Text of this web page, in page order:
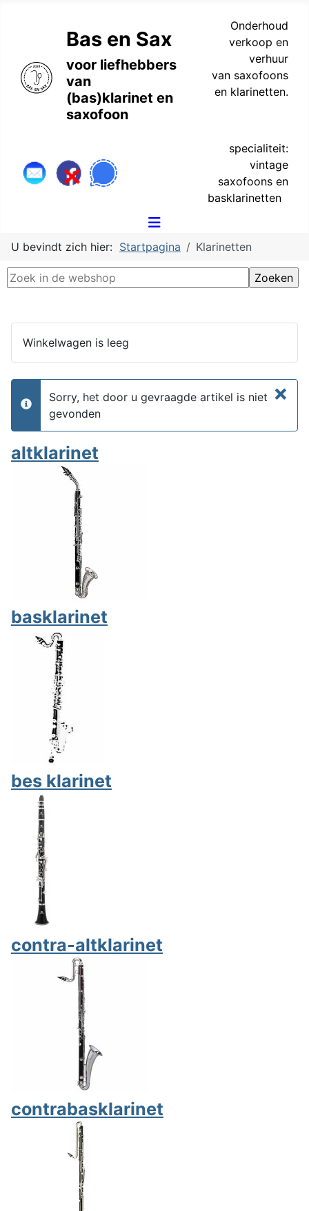
Bas en Sax
voor liefhebbers
van
(bas)klarinet en
saxofoon
Onderhoud
verkoop en
verhuur
van saxofoons
en klarinetten.
specialiteit:
vintage
saxofoons en
basklarinetten
U bevindt zich hier: Startpagina Klarinetten
Winkelwagen is leeg
×
info
Sorry, het door u gevraagde artikel is niet
gevonden
altklarinet
basklarinet
bes klarinet
contra-altklarinet
contrabasklarinet